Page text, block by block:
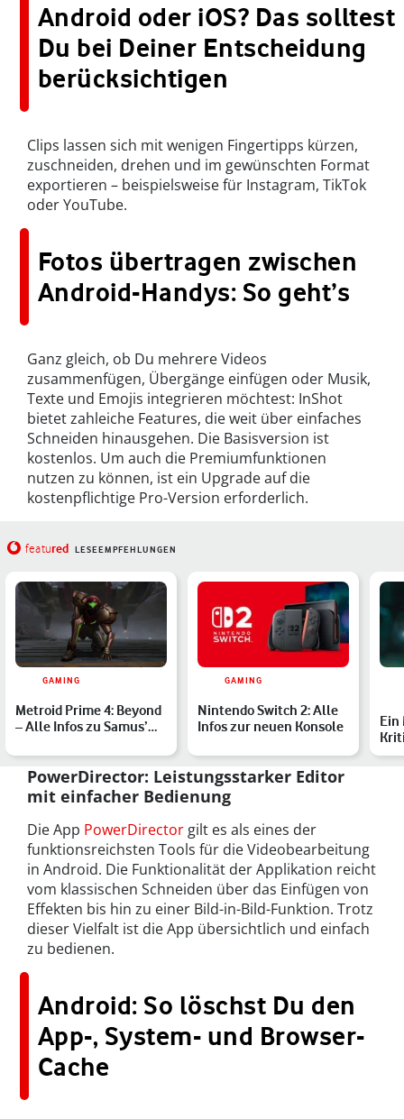
Android oder iOS? Das solltest
Du bei Deiner Entscheidung
berücksichtigen
Clips lassen sich mit wenigen Fingertipps kürzen,
zuschneiden, drehen und im gewünschten Format
exportieren – beispielsweise für Instagram, TikTok
oder YouTube.
Fotos übertragen zwischen
Android-Handys: So geht’s
Ganz gleich, ob Du mehrere Videos
zusammenfügen, Übergänge einfügen oder Musik,
Texte und Emojis integrieren möchtest: InShot
bietet zahleiche Features, die weit über einfaches
Schneiden hinausgehen. Die Basisversion ist
kostenlos. Um auch die Premiumfunktionen
nutzen zu können, ist ein Upgrade auf die
kostenpflichtige Pro-Version erforderlich.
featured LESEEMPFEHLUNGEN
GAMING
Metroid Prime 4: Beyond
– Alle Infos zu Samus’
GAMING
Nintendo Switch 2: Alle
Infos zur neuen Konsole
Ein
PowerDirector: Leistungsstarker Editor
mit einfacher Bedienung
Die App PowerDirector gilt es als eines der
funktionsreichsten Tools für die Videobearbeitung
in Android. Die Funktionalität der Applikation reicht
vom klassischen Schneiden über das Einfügen von
Effekten bis hin zu einer Bild-in-Bild-Funktion. Trotz
dieser Vielfalt ist die App übersichtlich und einfach
zu bedienen.
Android: So löschst Du den
App-, System- und Browser-
Cache